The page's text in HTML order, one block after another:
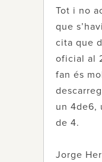
Tot i no
que
cita que
oficial al
fan és
un 4de6,
de 4.
Jorge